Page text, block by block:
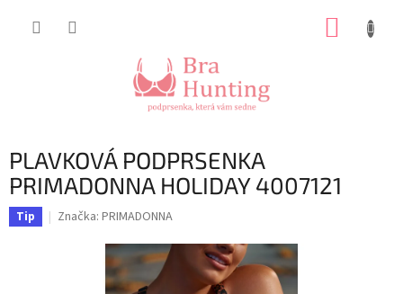
PLAVKOVÁ PODPRSENKA
PRIMADONNA HOLIDAY 4007121
Tip Značka: PRIMADONNA